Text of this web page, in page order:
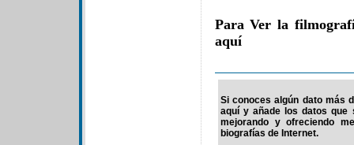
Para Ver la
aquí
Si conoces algún dato más
aquí y añade los datos que
mejorando y ofreciendo
biografías de Internet.